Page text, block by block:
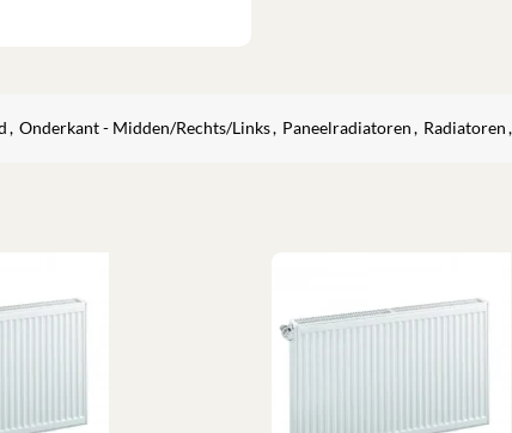
, Onderkant - Midden/Rechts/Links, Paneelradiatoren , Radiatoren ,